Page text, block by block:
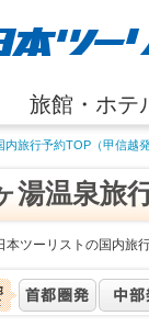
旅館・ホテ
内旅行予約TOP（甲信越発
湯温泉旅
本ツーリストの国内旅